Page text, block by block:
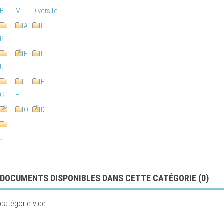
B... M... Diversité
P...
A... I...
U...
E... L...
C... H...
F...
T... O... D...
J...
DOCUMENTS DISPONIBLES DANS CETTE CATÉGORIE (0)
catégorie vide